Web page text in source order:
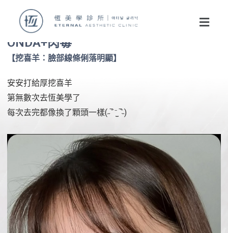
ONDA+肉毒
【挖喜羊：臉部線條俐落明顯】
安安打給厚挖喜羊
第無數次去恆美學了
每次去完都像換了顆頭一樣(˶‾᷄ ⁻̫ ‾᷅˵)